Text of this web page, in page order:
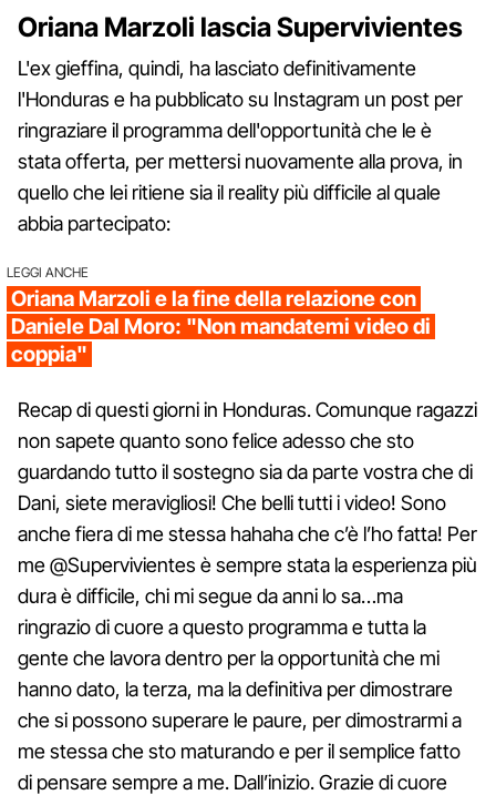
Oriana Marzoli lascia Supervivientes
L'ex gieffina, quindi, ha lasciato definitivamente
l'Honduras e ha pubblicato su Instagram un post per
ringraziare il programma dell'opportunità che le è
stata offerta, per mettersi nuovamente alla prova, in
quello che lei ritiene sia il reality più difficile al quale
abbia partecipato:
LEGGI ANCHE
Oriana Marzoli e la fine della relazione con
Daniele Dal Moro: "Non mandatemi video di
coppia"
Recap di questi giorni in Honduras. Comunque ragazzi
non sapete quanto sono felice adesso che sto
guardando tutto il sostegno sia da parte vostra che di
Dani, siete meravigliosi! Che belli tutti i video! Sono
anche fiera di me stessa hahaha che c’è l’ho fatta! Per
me @Supervivientes è sempre stata la esperienza più
dura è difficile, chi mi segue da anni lo sa…ma
ringrazio di cuore a questo programma e tutta la
gente che lavora dentro per la opportunità che mi
hanno dato, la terza, ma la definitiva per dimostrare
che si possono superare le paure, per dimostrarmi a
me stessa che sto maturando e per il semplice fatto
di pensare sempre a me. Dall’inizio. Grazie di cuore